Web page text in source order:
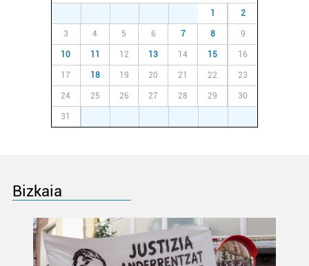
1 2
3 4 5 6 7 8 9
10 11 12 13 14 15 16
17 18 19 20 21 22 23
24 25 26 27 28 29 30
31
Bizkaia